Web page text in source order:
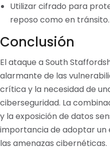
Utilizar cifrado para
reposo como en tránsito.
Conclusión
El ataque a South
alarmante de las
crítica y la necesidad de
ciberseguridad. La
y la exposición de datos
importancia de adoptar
las amenazas cibernéticas.